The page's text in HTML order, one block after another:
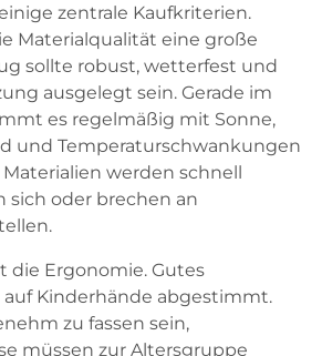
zentrale Kaufkriterien.
Materialqualität eine große
sollte robust, wetterfest und
ausgelegt sein. Gerade im
es regelmäßig mit Sonne,
und Temperaturschwankungen
werden schnell
sich oder brechen an
die Ergonomie. Gutes
auf Kinderhände abgestimmt.
zu fassen sein,
müssen zur Altersgruppe